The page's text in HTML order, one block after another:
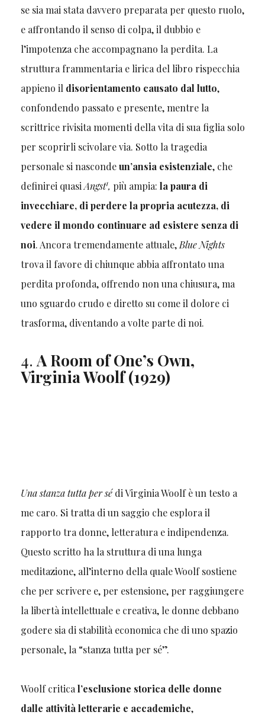
se sia mai stata davvero preparata per questo ruolo,
e affrontando il senso di colpa, il dubbio e
l’impotenza che accompagnano la perdita. La
struttura frammentaria e lirica del libro rispecchia
appieno il disorientamento causato dal lutto,
confondendo passato e presente, mentre la
scrittrice rivisita momenti della vita di sua figlia solo
per scoprirli scivolare via. Sotto la tragedia
personale si nascondeun’ansia esistenziale, che
definirei quasiAngst1, più ampia: la paura di
invecchiare, di perdere la propria acutezza, di
vedere il mondo continuare ad esistere senza di
noi. Ancora tremendamente attuale,Blue Nights
trova il favore di chiunque abbia affrontato una
perdita profonda, offrendo non una chiusura, ma
uno sguardo crudo e diretto su come il dolore ci
trasforma, diventando a volte parte di noi.
4.A Room of One’s Own,
Virginia Woolf (1929)
Una stanza tutta per sédi Virginia Woolf è un testo a
me caro. Si tratta di un saggio che esplora il
rapporto tra donne, letteratura e indipendenza.
Questo scritto ha la struttura di una lunga
meditazione, all’interno della quale Woolf sostiene
che per scrivere e, per estensione, per raggiungere
la libertà intellettuale e creativa, le donne debbano
godere sia di stabilità economica che di uno spazio
personale, la “stanza tutta per sé”.
Woolf critical’esclusione storica delle donne
dalle attività letterarie e accademiche,